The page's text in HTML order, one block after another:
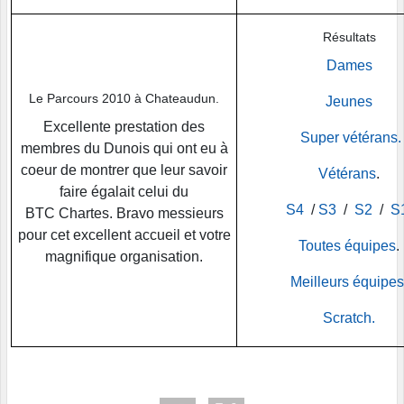
Le Parcours 2010 à Chateaudun.
Excellente prestation des
membres du Dunois qui ont eu à
coeur de montrer que leur savoir
faire égalait celui du
BTC Chartes. Bravo messieurs
pour cet excellent accueil et votre
magnifique organisation.
Résultats
Dames
Jeunes
Super vétérans.
Vétérans.
S4 / S3 / S2 /
Toutes équipes.
Meilleurs équipes
Scratch.